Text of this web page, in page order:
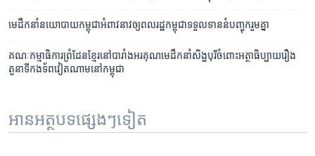
មេដឹកនាំ​នយោបាយ​កម្ពុជា​អំពាវនាវ​ឲ្យ​ពលរដ្ឋកម្ពុជា​ទទួល​ទាន​នំ​បញ្ចុក​រួមគ្នា​
គណៈ​កម្មាធិការ​ព្រំដែន​ខ្មែរ​នៅ​បារាំង​អរគុណ​មេដឹកនាំ​សិង្ហបុរី​ចំពោះ​អត្ថាធិប្បាយ​រឿង​
តួនាទី​កងទ័ព​វៀតណាម​នៅ​កម្ពុជា
អានអត្ថបទផ្សេងៗទៀត